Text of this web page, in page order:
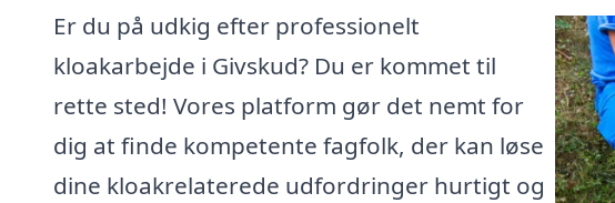
Er du på udkig efter professionelt
kloakarbejde i Givskud? Du er kommet til
rette sted! Vores platform gør det nemt for
dig at finde kompetente fagfolk, der kan løse
dine kloakrelaterede udfordringer hurtigt og